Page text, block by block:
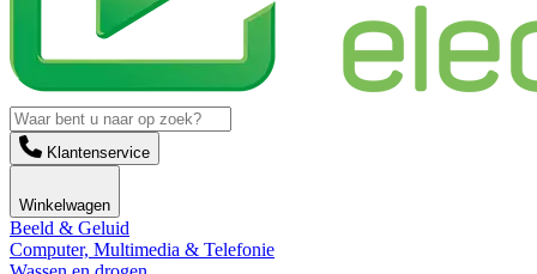
Klantenservice
Winkelwagen
Beeld & Geluid
Computer, Multimedia & Telefonie